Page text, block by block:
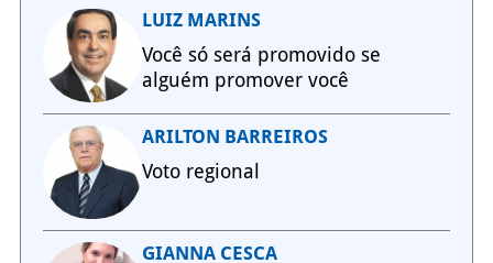
LUIZ MARINS
Você só será promovido se
alguém promover você
ARILTON BARREIROS
Voto regional
GIANNA CESCA